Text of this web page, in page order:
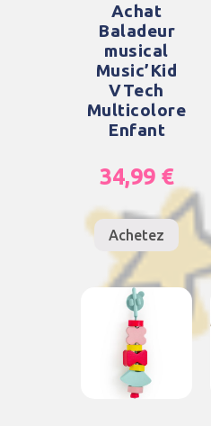
Achat
Baladeur
musical
Music’Kid
VTech
Multicolore
Enfant
34,99 €
Achetez